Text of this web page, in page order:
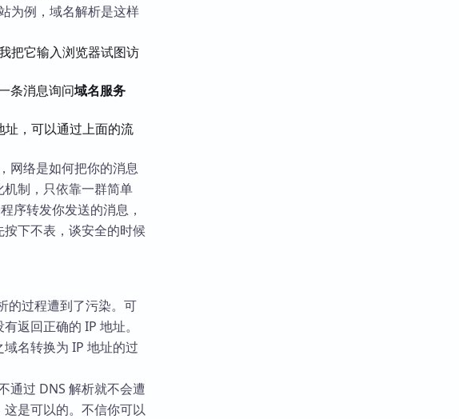
为例，域名解析是这样
我把它输入浏览器试图访
条消息询问域名服务
，可以通过上面的流
网络是如何把你的消息
制，只依靠一群简单
序转发你发送的消息，
下不表，谈安全的时候
的过程遭到了污染。可
返回正确的 IP 地址。
名转换为 IP 地址的过
通过 DNS 解析就不会遭
是可以的。不信你可以